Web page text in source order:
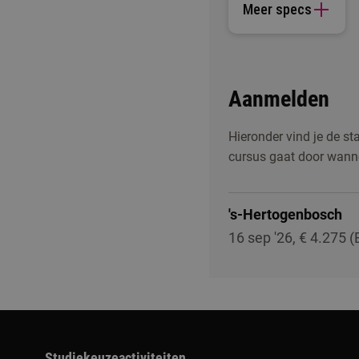
Meer specs
Aanmelden
Hieronder vind je de
cursus gaat door
's-Hertogenbosch
16 sep '26, € 4.275